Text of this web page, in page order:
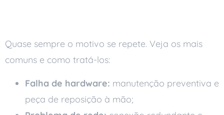
Quase sempre o motivo se repete. Veja os mais
comuns e como tratá-los:
Falha de hardware: manutenção preventiva e
peça de reposição à mão;